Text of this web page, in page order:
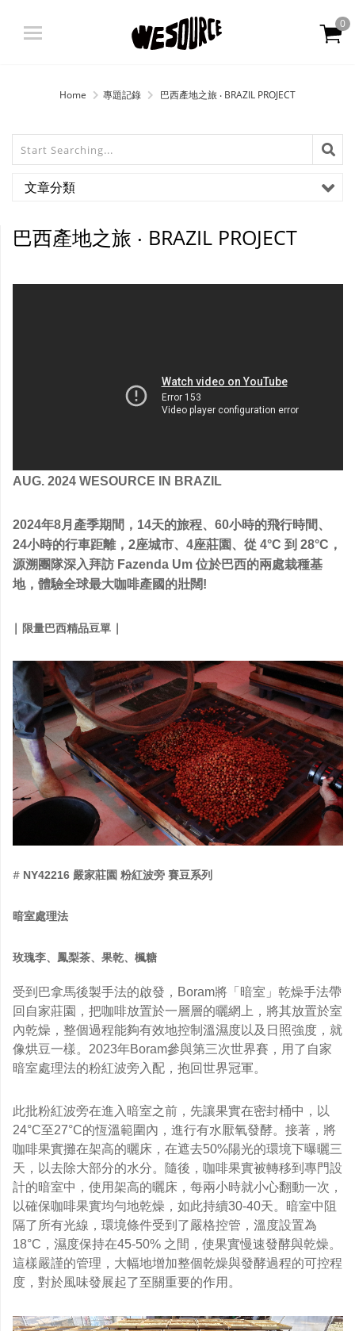
限定商品 限時優惠
最新消息
0
Home 專題記錄 巴西產地之旅 ‧ BRAZIL PROJECT
文章分類
巴西產地之旅 ‧ BRAZIL PROJECT
AUG. 2024 WESOURCE IN BRAZIL
2024年8月產季期間，14天的旅程、60小時的飛行時間、
24小時的行車距離，2座城市、4座莊園、從 4°C 到 28°C，
源溯團隊深入拜訪 Fazenda Um 位於巴西的兩處栽種基
地，體驗全球最大咖啡產國的壯闊!
| 限量巴西精品豆單 |
# NY42216 嚴家莊園 粉紅波旁 賽豆系列
暗室處理法
玫瑰李、鳳梨茶、果乾、楓糖
受到巴拿馬後製手法的啟發，Boram將「暗室」乾燥手法帶
回自家莊園，把咖啡放置於一層層的曬網上，將其放置於室
內乾燥，整個過程能夠有效地控制溫濕度以及日照強度，就
像烘豆一樣。2023年Boram參與第三次世界賽，用了自家
暗室處理法的粉紅波旁入配，抱回世界冠軍。
此批粉紅波旁在進入暗室之前，先讓果實在密封桶中，以
24°C至27°C的恆溫範圍內，進行有水厭氧發酵。接著，將
咖啡果實攤在架高的曬床，在遮去50%陽光的環境下曝曬三
天，以去除大部分的水分。隨後，咖啡果實被轉移到專門設
計的暗室中，使用架高的曬床，每兩小時就小心翻動一次，
以確保咖啡果實均勻地乾燥，如此持續30-40天。暗室中阻
隔了所有光線，環境條件受到了嚴格控管，溫度設置為
18°C，濕度保持在45-50% 之間，使果實慢速發酵與乾燥。
這樣嚴謹的管理，大幅地增加整個乾燥與發酵過程的可控程
度，對於風味發展起了至關重要的作用。